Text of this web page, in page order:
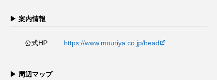
▶ 案内情報
公式HP https://www.mouriya.co.jp/head
▶ 周辺マップ